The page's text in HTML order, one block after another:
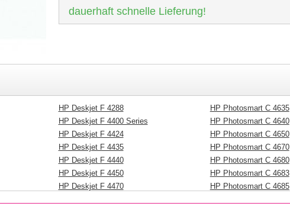
dauerhaft schnelle Lieferung!
HP Deskjet F 4288
HP Deskjet F 4400 Series
HP Deskjet F 4424
HP Deskjet F 4435
HP Deskjet F 4440
HP Deskjet F 4450
HP Deskjet F 4470
HP Photosmart C 4635
HP Photosmart C 4640
HP Photosmart C 4650
HP Photosmart C 4670
HP Photosmart C 4680
HP Photosmart C 4683
HP Photosmart C 4685